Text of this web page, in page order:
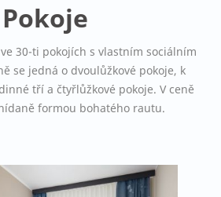
Pokoje
30-ti pokojích s vlastním sociálním
se jedná o dvoulůžkové pokoje, k
tří a čtyřlůžkové pokoje. V ceně
formou bohatého rautu.